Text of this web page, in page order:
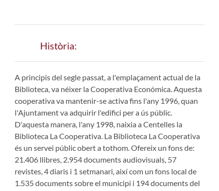
Història:
A principis del segle passat, a l'emplaçament actual de la
Biblioteca, va néixer la Cooperativa Económica. Aquesta
cooperativa va mantenir-se activa fins l'any 1996, quan
l'Ajuntament va adquirir l'edifici per a ús públic.
D'aquesta manera, l'any 1998, naixia a Centelles la
Biblioteca La Cooperativa. La Biblioteca La Cooperativa
és un servei públic obert a tothom. Ofereix un fons de:
21.406 llibres, 2.954 documents audiovisuals, 57
revistes, 4 diaris i 1 setmanari, així com un fons local de
1.535 documents sobre el municipi i 194 documents del